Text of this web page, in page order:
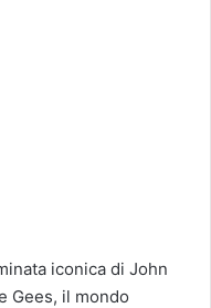
iconica di John
Gees, il mondo